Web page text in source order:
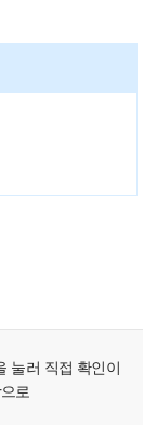
눌러 직접 확인이
로